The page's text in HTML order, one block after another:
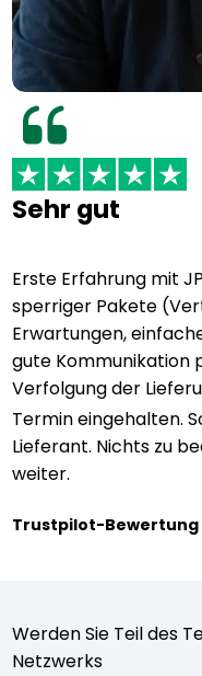
Sehr gut
Erste Erfahrung mit
sperriger Pakete
Erwartungen,
gute Kommunikation
Verfolgung der
Termin eingehalten.
Lieferant. Nichts zu
weiter.
Trustpilot-Bewertung
Werden Sie Teil des
Netzwerks